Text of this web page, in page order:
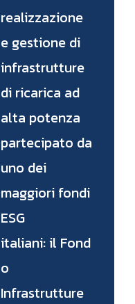
realizzazione
e gestione di
infrastrutture
di ricarica ad
alta potenza
partecipato da
uno dei
maggiori fondi
ESG
italiani: il Fond
o
Infrastrutture